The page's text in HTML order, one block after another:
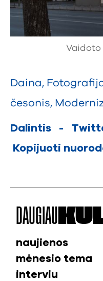
Vaidoto
Daina,
česonis,
Dalintis -
Kopijuoti
DAUGIAU
naujienos
mėnesio tema
interviu